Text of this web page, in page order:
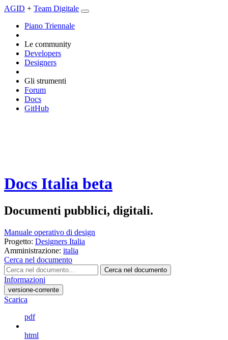
AGID + Team Digitale
Piano Triennale
Le community
Developers
Designers
Gli strumenti
Forum
Docs
GitHub
Docs Italia beta
Documenti pubblici, digitali.
Manuale operativo di design
Progetto: Designers Italia
Amministrazione: italia
Cerca nel documento
Cerca nel documento
Informazioni
versione-corrente
Scarica
pdf
html